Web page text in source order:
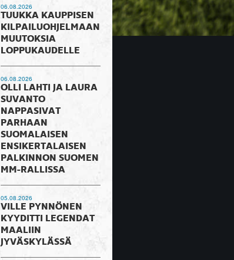
06.08.2026
TUUKKA KAUPPISEN
KILPAILUOHJELMAAN
MUUTOKSIA
LOPPUKAUDELLE
06.08.2026
OLLI LAHTI JA LAURA
SUVANTO
NAPPASIVAT
PARHAAN
SUOMALAISEN
ENSIKERTALAISEN
PALKINNON SUOMEN
MM-RALLISSA
05.08.2026
VILLE PYNNÖNEN
KYYDITTI LEGENDAT
MAALIIN
JYVÄSKYLÄSSÄ